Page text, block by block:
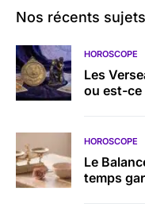
Nos récents sujets
HOROSCOPE
Les
ou est-
HOROSCOPE
Le
temps